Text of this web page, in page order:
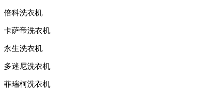
倍科洗衣机
卡萨帝洗衣机
永生洗衣机
多迷尼洗衣机
菲瑞柯洗衣机